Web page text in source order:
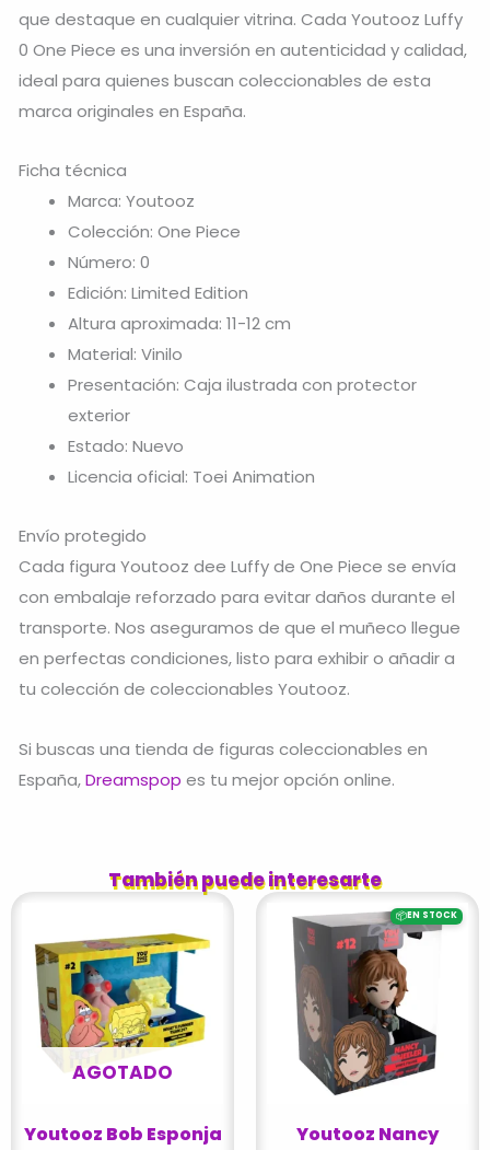
que destaque en cualquier vitrina. Cada Youtooz Luffy
0 One Piece es una inversión en autenticidad y calidad,
ideal para quienes buscan coleccionables de esta
marca originales en España.
Ficha técnica
Marca: Youtooz
Colección: One Piece
Número: 0
Edición: Limited Edition
Altura aproximada: 11-12 cm
Material: Vinilo
Presentación: Caja ilustrada con protector
exterior
Estado: Nuevo
Licencia oficial: Toei Animation
Envío protegido
Cada figura Youtooz dee Luffy de One Piece se envía
con embalaje reforzado para evitar daños durante el
transporte. Nos aseguramos de que el muñeco llegue
en perfectas condiciones, listo para exhibir o añadir a
tu colección de coleccionables Youtooz.
Si buscas una tienda de figuras coleccionables en
España,Dreamspop es tu mejor opción online.
También puede interesarte
AGOTADO
Youtooz Bob Esponja
📦EN STOCK
Youtooz Nancy